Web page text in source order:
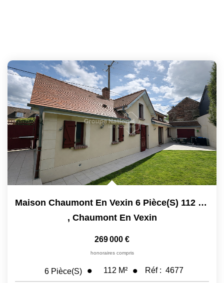
Maison Chaumont En Vexin 6 Pièce(s) 112 M2
, Chaumont En Vexin
269 000 €
honoraires compris
6 Pièce(s) 112 M² Réf : 4677